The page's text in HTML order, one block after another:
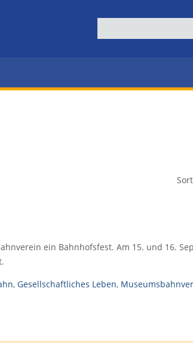
ein Bahnhofsfest. Am 15. und 16.
, Gesellschaftliches Leben,